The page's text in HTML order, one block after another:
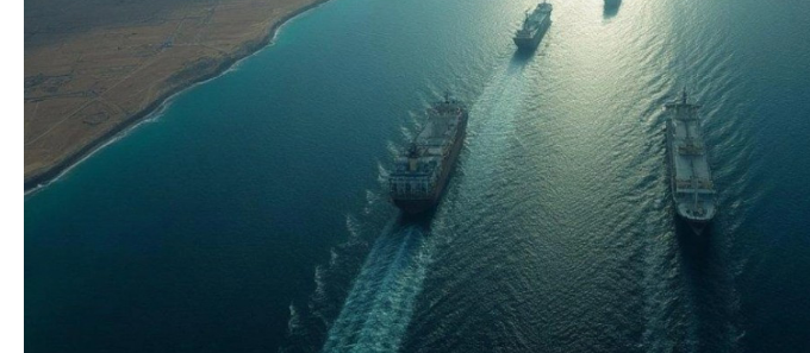
Mədəniyyət
Yüksəliş hekayəsi
Mədəniyyətimizin Zəfəri
Zəfər Diasporu
Səhiyyə
Ailə və uşaq